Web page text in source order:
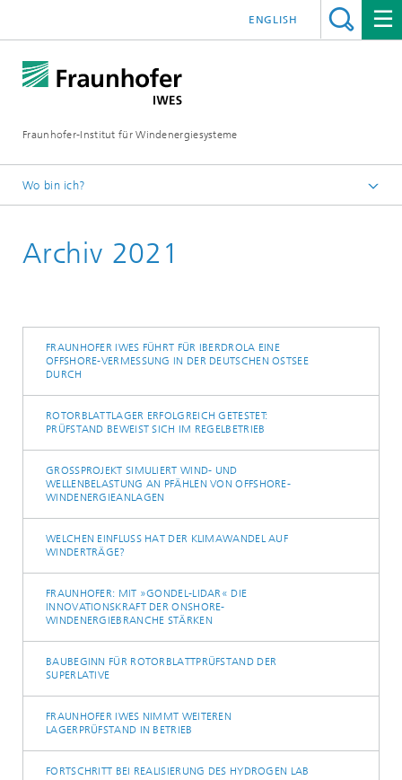
Fraunhofer-Institut für Windenergiesysteme
ENGLISH
Wo bin ich?
Presse | Medien
Archiv 2021
FRAUNHOFER IWES FÜHRT FÜR IBERDROLA EINE
OFFSHORE-VERMESSUNG IN DER DEUTSCHEN OSTSEE
DURCH
ROTORBLATTLAGER ERFOLGREICH GETESTET:
PRÜFSTAND BEWEIST SICH IM REGELBETRIEB
GROSSPROJEKT SIMULIERT WIND- UND W
ELLENBELASTUNG AN PFÄHLEN VON OFFSHORE-W
INDENERGIEANLAGEN
WELCHEN EINFLUSS HAT DER KLIMAWANDEL AUF
WINDERTRÄGE?
FRAUNHOFER: MIT »GONDEL-LIDAR« DIE
INNOVATIONSKRAFT DER ONSHORE-
WINDENERGIEBRANCHE STÄRKEN
BAUBEGINN FÜR ROTORBLATTPRÜFSTAND DER
SUPERLATIVE
FRAUNHOFER IWES NIMMT WEITEREN
LAGERPRÜFSTAND IN BETRIEB
FORTSCHRITT BEI REALISIERUNG DES HYDROGEN LAB